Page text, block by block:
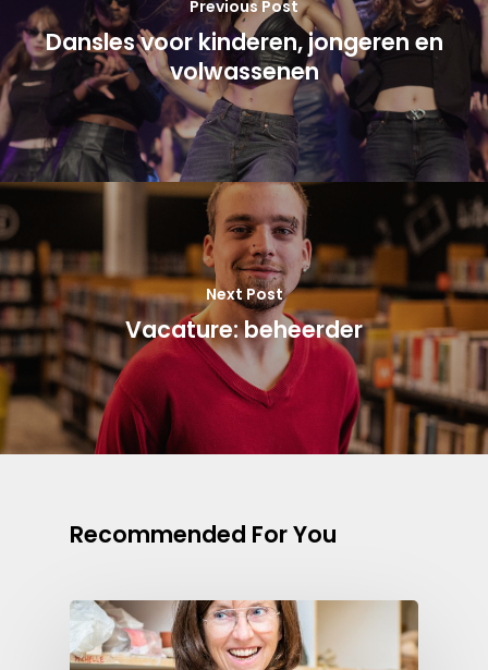
Previous Post
Dansles voor kinderen, jongeren en
volwassenen
Next Post
Vacature: beheerder
Recommended For You